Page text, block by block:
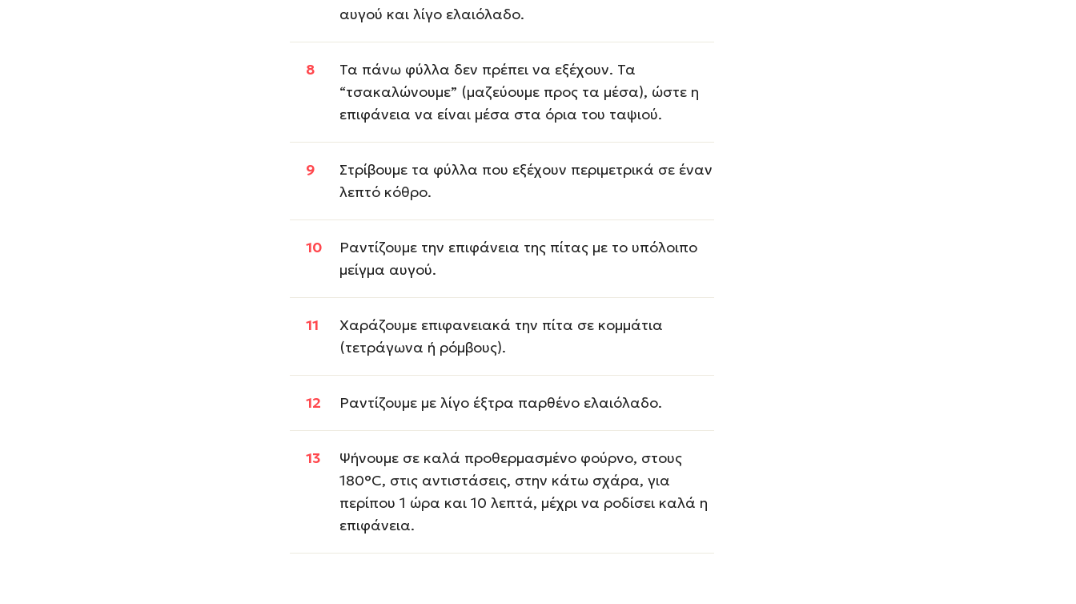
αυγού και λίγο ελαιόλαδο.
Τα πάνω φύλλα δεν πρέπει να εξέχουν. Τα
“τσακαλώνουμε” (μαζεύουμε προς τα μέσα), ώστε η
επιφάνεια να είναι μέσα στα όρια του ταψιού.
Στρίβουμε τα φύλλα που εξέχουν περιμετρικά σε έναν
λεπτό κόθρο.
Ραντίζουμε την επιφάνεια της πίτας με το υπόλοιπο
μείγμα αυγού.
Χαράζουμε επιφανειακά την πίτα σε κομμάτια
(τετράγωνα ή ρόμβους).
Ραντίζουμε με λίγο έξτρα παρθένο ελαιόλαδο.
Ψήνουμε σε καλά προθερμασμένο φούρνο, στους
180°C, στις αντιστάσεις, στην κάτω σχάρα, για
περίπου 1 ώρα και 10 λεπτά, μέχρι να ροδίσει καλά η
επιφάνεια.